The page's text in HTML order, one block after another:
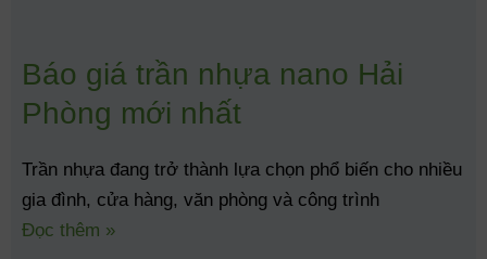
Báo giá trần nhựa nano Hải
Phòng mới nhất
Trần nhựa đang trở thành lựa chọn phổ biến cho nhiều
gia đình, cửa hàng, văn phòng và công trình
Đọc thêm »